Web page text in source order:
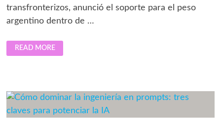
transfronterizos, anunció el soporte para el peso
argentino dentro de …
OPENFX
FORTALECE
EL
CON
PAGOS
INSTANTÁNEOS
READ MORE